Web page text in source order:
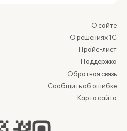
О сайте
О решениях 1С
Прайс-лист
Поддержка
Обратная связь
Сообщить об ошибке
Карта сайта